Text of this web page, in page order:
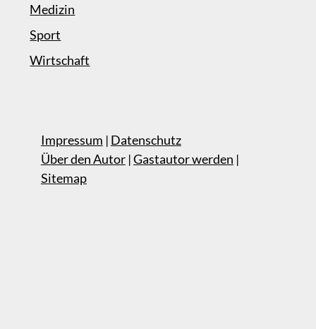
Medizin
Sport
Wirtschaft
Impressum | Datenschutz
Über den Autor|Gastautor werden |
Sitemap